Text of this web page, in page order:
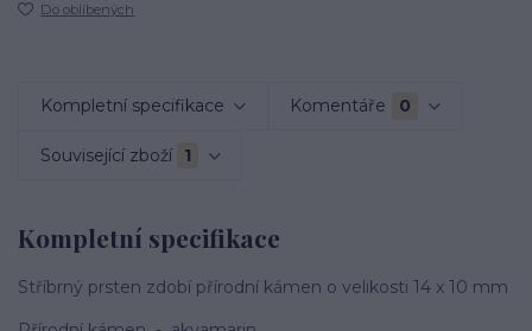
Do oblíbených
Kompletní specifikace Komentáře 0
Související zboží 1
Kompletní specifikace
Stříbrný prsten zdobí přírodní kámen o velikosti 14 x 10 mm